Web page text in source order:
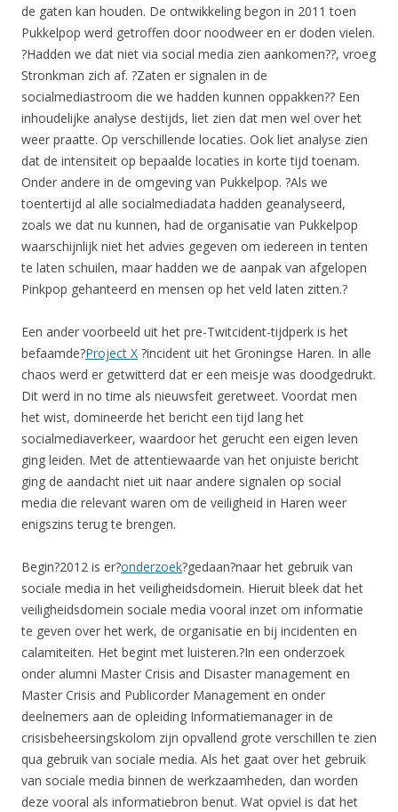
de gaten kan houden. De ontwikkeling begon in 2011 toen
Pukkelpop werd getroffen door noodweer en er doden vielen.
?Hadden we dat niet via social media zien aankomen??, vroeg
Stronkman zich af. ?Zaten er signalen in de
socialmediastroom die we hadden kunnen oppakken?? Een
inhoudelijke analyse destijds, liet zien dat men wel over het
weer praatte. Op verschillende locaties. Ook liet analyse zien
dat de intensiteit op bepaalde locaties in korte tijd toenam.
Onder andere in de omgeving van Pukkelpop. ?Als we
toentertijd al alle socialmediadata hadden geanalyseerd,
zoals we dat nu kunnen, had de organisatie van Pukkelpop
waarschijnlijk niet het advies gegeven om iedereen in tenten
te laten schuilen, maar hadden we de aanpak van afgelopen
Pinkpop gehanteerd en mensen op het veld laten zitten.?
Een ander voorbeeld uit het pre-Twitcident-tijdperk is het
befaamde?Project X ?incident uit het Groningse Haren. In alle
chaos werd er getwitterd dat er een meisje was doodgedrukt.
Dit werd in no time als nieuwsfeit geretweet. Voordat men
het wist, domineerde het bericht een tijd lang het
socialmediaverkeer, waardoor het gerucht een eigen leven
ging leiden. Met de attentiewaarde van het onjuiste bericht
ging de aandacht niet uit naar andere signalen op social
media die relevant waren om de veiligheid in Haren weer
enigszins terug te brengen.
Begin?2012 is er?onderzoek?gedaan?naar het gebruik van
sociale media in het veiligheidsdomein. Hieruit bleek dat het
veiligheidsdomein sociale media vooral inzet om informatie
te geven over het werk, de organisatie en bij incidenten en
calamiteiten. Het begint met luisteren.?In een onderzoek
onder alumni Master Crisis and Disaster management en
Master Crisis and Publicorder Management en onder
deelnemers aan de opleiding Informatiemanager in de
crisisbeheersingskolom zijn opvallend grote verschillen te zien
qua gebruik van sociale media. Als het gaat over het gebruik
van sociale media binnen de werkzaamheden, dan worden
deze vooral als informatiebron benut. Wat opviel is dat het